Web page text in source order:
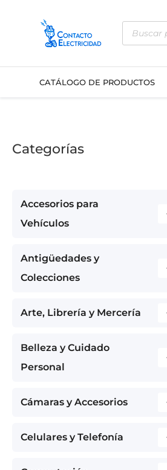
contenido
de
CATÁLOGO DE PRODUCTOS
Categorías
Accesorios para
Vehículos
Antigüedades y
Colecciones
Arte, Librería y Mercería
Belleza y Cuidado
Personal
Cámaras y Accesorios
Celulares y Telefonía